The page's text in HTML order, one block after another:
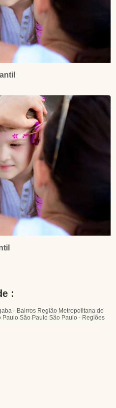
:
- Bairros Região Metropolitana de
Paulo São PauloSão Paulo - Regiões